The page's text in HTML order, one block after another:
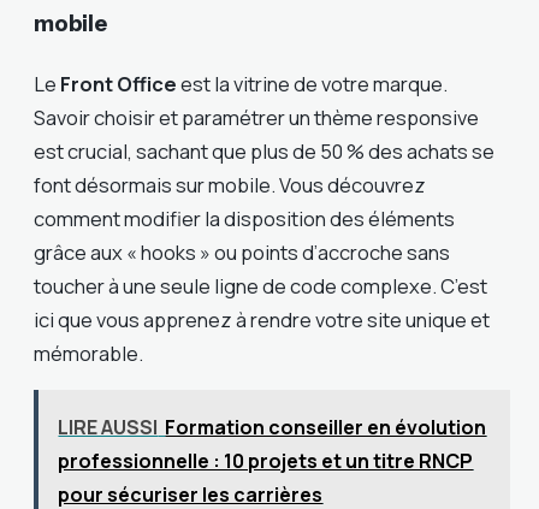
mobile
Le Front Officeest la vitrine de votre marque.
Savoir choisir et paramétrer un thème responsive
est crucial, sachant que plus de 50 % des achats se
font désormais sur mobile. Vous découvrez
comment modifier la disposition des éléments
grâce aux « hooks » ou points d’accroche sans
toucher à une seule ligne de code complexe. C’est
ici que vous apprenez à rendre votre site unique et
mémorable.
LIRE AUSSI Formation conseiller en évolution
professionnelle : 10 projets et un titre RNCP
pour sécuriser les carrières